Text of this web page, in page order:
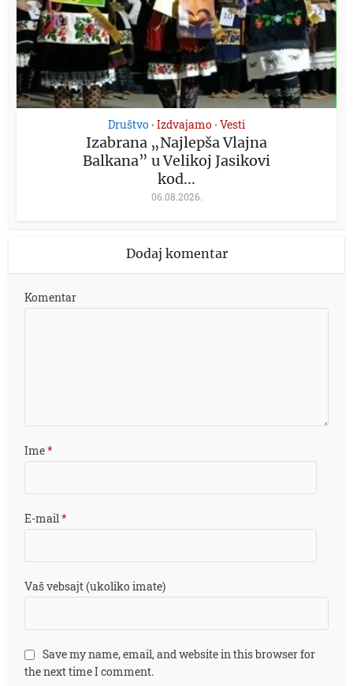
Društvo • Izdvajamo • Vesti
Izabrana „Najlepša Vlajna
Balkana” u Velikoj Jasikovi
kod...
06.08.2026.
Dodaj komentar
Komentar
Ime*
E-mail*
Vaš vebsajt (ukoliko imate)
Save my name, email, and website in this browser for
the next time I comment.